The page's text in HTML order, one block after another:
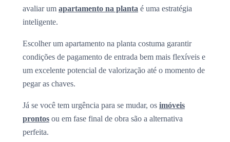
avaliar um apartamento na planta é uma estratégia
inteligente.
Escolher um apartamento na planta costuma garantir
condições de pagamento de entrada bem mais flexíveis e
um excelente potencial de valorização até o momento de
pegar as chaves.
Já se você tem urgência para se mudar, os imóveis
prontos ou em fase final de obra são a alternativa
perfeita.